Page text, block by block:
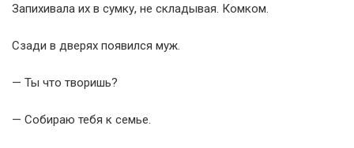
Запихивала их в сумку, не складывая. Комком.
Сзади в дверях появился муж.
— Ты что творишь?
— Собираю тебя к семье.